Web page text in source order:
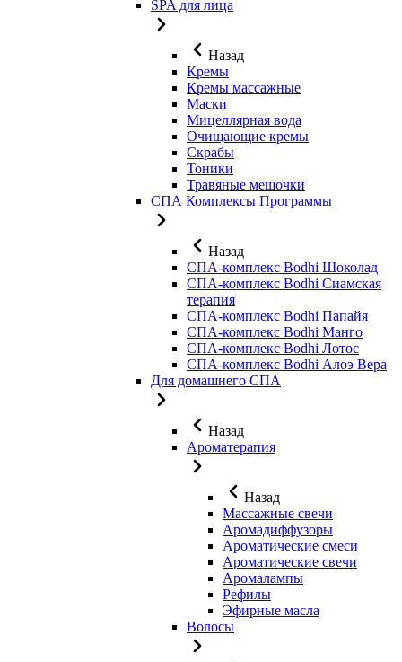
SPA для лица
Назад
Кремы
Кремы массажные
Маски
Мицеллярная вода
Очищающие кремы
Скрабы
Тоники
Травяные мешочки
СПА Комплексы Программы
Назад
СПА-комплекс Bodhi Шоколад
СПА-комплекс Bodhi Сиамская
терапия
СПА-комплекс Bodhi Папайя
СПА-комплекс Bodhi Манго
СПА-комплекс Bodhi Лотос
СПА-комплекс Bodhi Алоэ Вера
Для домашнего СПА
Назад
Ароматерапия
Назад
Массажные свечи
Аромадиффузоры
Ароматические смеси
Ароматические свечи
Аромалампы
Рефилы
Эфирные масла
Волосы